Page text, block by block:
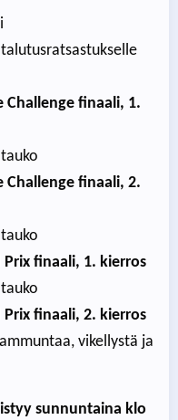
Challenge finaali, 1.
Challenge finaali, 2.
Prix finaali, 1. kierros
Prix finaali, 2. kierros
vikellystä ja
sunnuntaina klo